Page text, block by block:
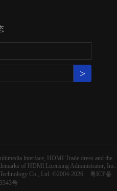
>
lnterface, HDMI Trade dress and the
of HDMl Licensing Administrator, Inc.
Co., Ltd. ©2004-2026
粤ICP备
号